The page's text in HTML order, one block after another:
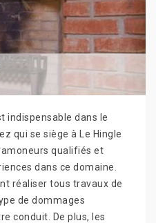
indispensable dans le
qui se siège à Le Hingle
qualifiés et
dans ce domaine.
réaliser tous travaux de
de dommages
conduit. De plus, les